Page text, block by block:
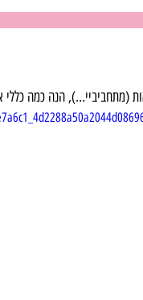
(מתחביביי…), הנה כמה כללי